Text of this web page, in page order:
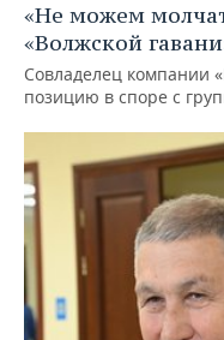
«Не можем
«Волжской
Совладелец компании
позицию в споре с